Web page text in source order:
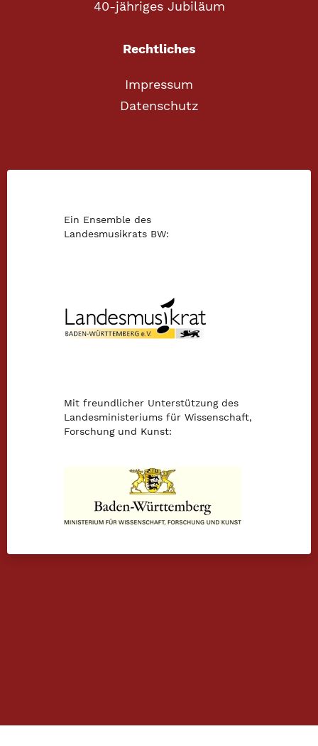
40-jähriges Jubiläum
Rechtliches
Impressum
Datenschutz
Ein Ensemble des
Landesmusikrats BW:
Mit freundlicher Unterstützung des
Landesministeriums für Wissenschaft,
Forschung und Kunst: